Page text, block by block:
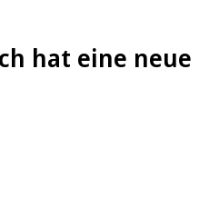
hat eine neue